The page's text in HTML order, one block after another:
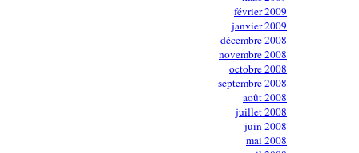
février 2009
janvier 2009
décembre 2008
novembre 2008
octobre 2008
septembre 2008
août 2008
juillet 2008
juin 2008
mai 2008